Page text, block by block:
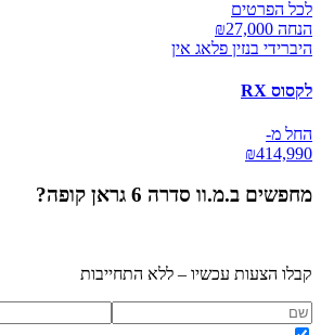
לכל הפרטים
הנחה ₪ 27,000
היברידי בנזין פלאג אין
לקסוס RX
החל מ-
₪414,990
מחפשים ב.מ.וו סדרה 6 גראן קופה ?
קבלו הצעות עכשיו – ללא התחייבות